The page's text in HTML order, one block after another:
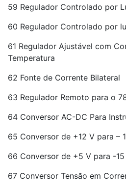
59 Regulador Controlado por
60 Regulador Controlado por
61 Regulador Ajustável com
Temperatura
62 Fonte de Corrente Bilateral
63 Regulador Remoto para o
64 Conversor AC-DC Para
65 Conversor de +12 V para –
66 Conversor de +5 V para -15
67 Conversor Tensão em